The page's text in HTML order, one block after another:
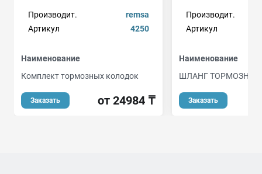
Производит.
remsa
Артикул
4250
Наименование
Комплект тормозных колодок
Заказать от 24984 ₸
Производит.
Артикул
Наименование
ШЛАНГ
Заказать